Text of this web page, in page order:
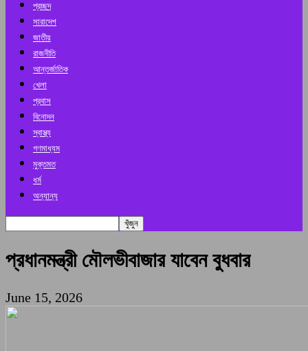
প্রচ্ছদ
সারাদেশ
জাতীয়
রাজনীতি
আন্তর্জাতিক
খেলা
প্রবাস
বিনোদন
স্বাস্থ্য
গণমাধ্যম
মুক্তমত
ধর্ম
অন্যান্য
প্রধানমন্ত্রী মৌলভীবাজার যাবেন বুধবার
June 15, 2026